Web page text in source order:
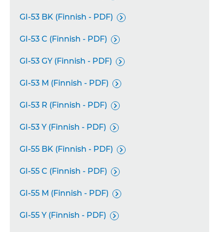
GI-53 BK (Finnish - PDF) 
GI-53 C (Finnish - PDF) 
GI-53 GY (Finnish - PDF) 
GI-53 M (Finnish - PDF) 
GI-53 R (Finnish - PDF) 
GI-53 Y (Finnish - PDF) 
GI-55 BK (Finnish - PDF) 
GI-55 C (Finnish - PDF) 
GI-55 M (Finnish - PDF) 
GI-55 Y (Finnish - PDF) 